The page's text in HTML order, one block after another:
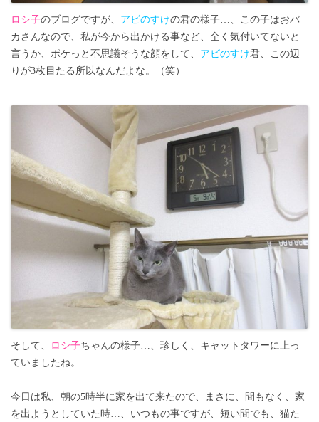
ロシ子のブログですが、 アビのすけの君の様子…、この子はおバ
カさんなので、私が今から出かける事など、全く気付いてないと
言うか、ポケっと不思議そうな顔をして、 アビのすけ君、この辺
りが3枚目たる所以なんだよな。（笑）
そして、 ロシ子ちゃんの様子…、珍しく、キャットタワーに上っ
ていましたね。
今日は私、朝の5時半に家を出て来たので、まさに、間もなく、家
を出ようとしていた時…、いつもの事ですが、短い間でも、猫た